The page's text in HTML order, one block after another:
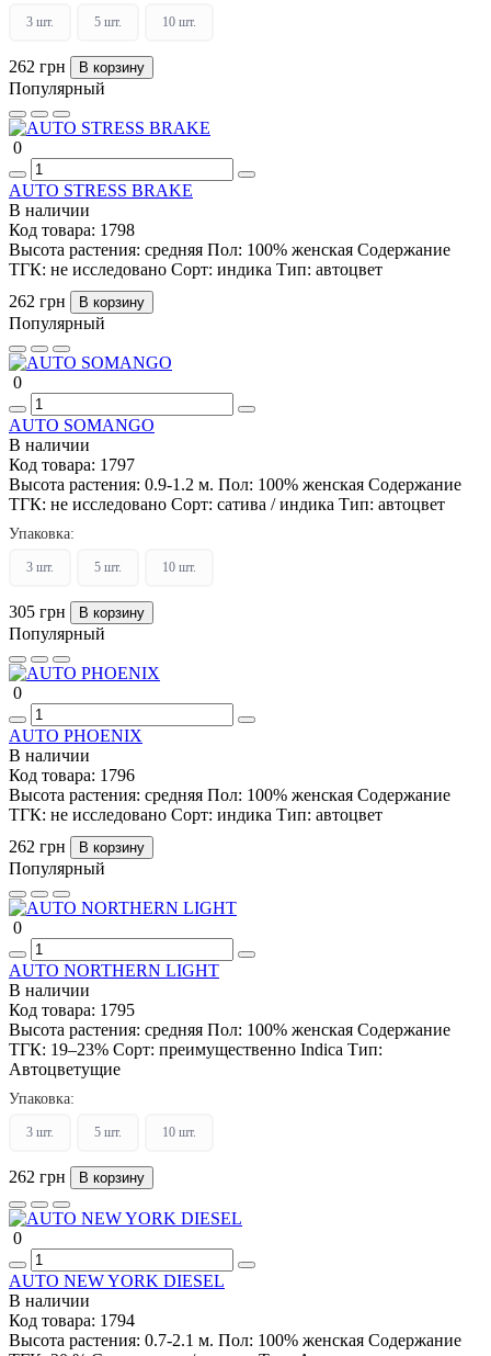
3 шт. 5 шт. 10 шт.
262 грн В корзину
Популярный
0
AUTO STRESS BRAKE
В наличии
Код товара: 1798
Высота растения: средняя Пол: 100% женская Содержание
ТГК: не исследовано Сорт: индика Тип: автоцвет
262 грн
В корзину
Популярный
0
AUTO SOMANGO
В наличии
Код товара: 1797
Высота растения: 0.9-1.2 м. Пол: 100% женская Содержание
ТГК: не исследовано Сорт: сатива / индика Тип: автоцвет
Упаковка:
3 шт. 5 шт. 10 шт.
305 грн В корзину
Популярный
0
AUTO PHOENIX
В наличии
Код товара: 1796
Высота растения: средняя Пол: 100% женская Содержание
ТГК: не исследовано Сорт: индика Тип: автоцвет
262 грн
В корзину
Популярный
0
AUTO NORTHERN LIGHT
В наличии
Код товара: 1795
Высота растения: средняя Пол: 100% женская Содержание
ТГК: 19–23% Сорт: преимущественно Indica Тип:
Автоцветущие
Упаковка:
3 шт. 5 шт. 10 шт.
262 грн В корзину
0
AUTO NEW YORK DIESEL
В наличии
Код товара: 1794
Высота растения: 0.7-2.1 м. Пол: 100% женская Содержание